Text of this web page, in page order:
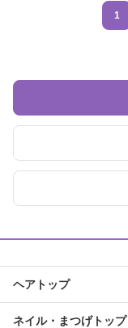
1
ヘアトップ
ネイル・まつげトップ